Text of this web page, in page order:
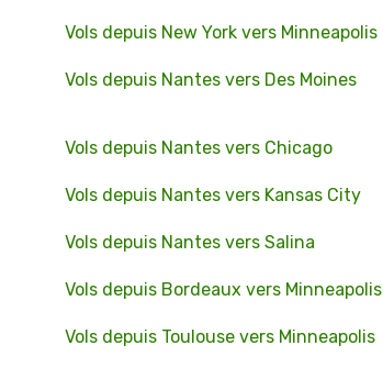
Vols depuis New York vers Minneapolis
Vols depuis Nantes vers Des Moines
Vols depuis Nantes vers Chicago
Vols depuis Nantes vers Kansas City
Vols depuis Nantes vers Salina
Vols depuis Bordeaux vers Minneapolis
Vols depuis Toulouse vers Minneapolis